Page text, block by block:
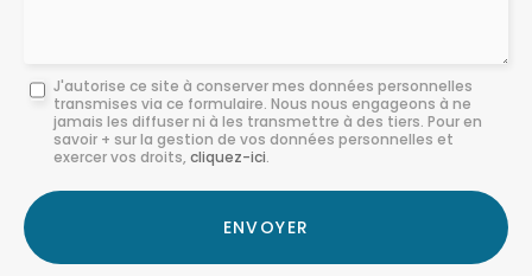
Message
J'autorise ce site à conserver mes données personnelles
transmises via ce formulaire. Nous nous engageons à ne
jamais les diffuser ni à les transmettre à des tiers. Pour en
savoir + sur la gestion de vos données personnelles et
exercer vos droits, cliquez-ici.
Acceptation
RGPD
*
ENVOYER